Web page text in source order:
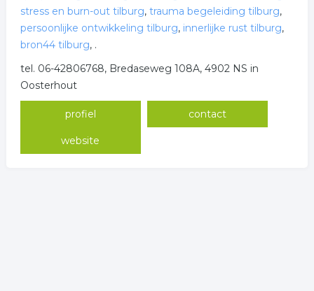
stress en burn-out tilburg, trauma begeleiding tilburg,
persoonlijke ontwikkeling tilburg, innerlijke rust tilburg,
bron44 tilburg, .
tel. 06-42806768, Bredaseweg 108A, 4902 NS in
Oosterhout
profiel contact
website